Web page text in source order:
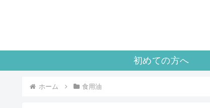
初めての方へ
ホーム 食用油